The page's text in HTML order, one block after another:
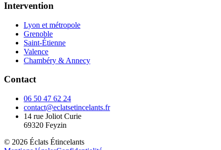
Intervention
Lyon et métropole
Grenoble
Saint-Étienne
Valence
Chambéry & Annecy
Contact
06 50 47 62 24
contact@eclatsetincelants.fr
14 rue Joliot Curie
69320 Feyzin
© 2026 Éclats Étincelants